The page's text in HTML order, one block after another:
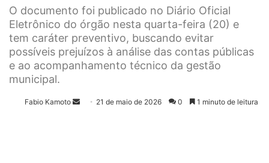
O documento foi publicado no Diário Oficial
Eletrônico do órgão nesta quarta-feira (20) e
tem caráter preventivo, buscando evitar
possíveis prejuízos à análise das contas públicas
e ao acompanhamento técnico da gestão
municipal.
Fabio Kamoto 21 de maio de 2026 0 1 minuto de leitura